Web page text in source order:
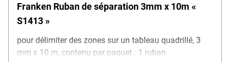
Franken Ruban de séparation 3mm x 10m «
S1413 »
pour délimiter des zones sur un tableau quadrillé, 3
mm x 10 m, contenu par paquet : 1 ruban